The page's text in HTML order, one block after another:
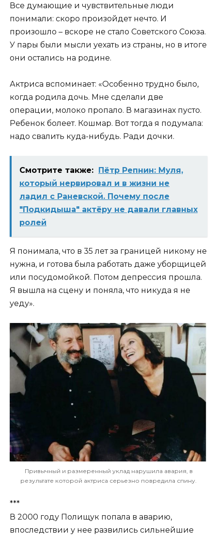
Все думающие и чувствительные люди
понимали: скоро произойдет нечто. И
произошло – вскоре не стало Советского Союза.
У пары были мысли уехать из страны, но в итоге
они остались на родине.
Актриса вспоминает: «Особенно трудно было,
когда родила дочь. Мне сделали две
операции, молоко пропало. В магазинах пусто.
Ребенок болеет. Кошмар. Вот тогда я подумала:
надо свалить куда-нибудь. Ради дочки.
Смотрите также: Пётр Репнин: Муля,
который нервировал и в жизни не
ладил с Раневской. Почему после
"Подкидыша" актёру не давали главных
ролей
Я понимала, что в 35 лет за границей никому не
нужна, и готова была работать даже уборщицей
или посудомойкой. Потом депрессия прошла.
Я вышла на сцену и поняла, что никуда я не
уеду».
Привычный и размеренный уклад нарушила авария, в
результате которой актриса серьезно повредила спину.
***
В 2000 году Полищук попала в аварию,
впоследствии у нее развились сильнейшие